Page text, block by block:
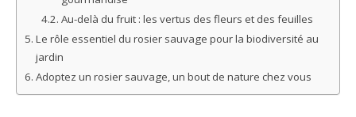
Au-delà du fruit : les vertus des fleurs et des feuilles
Le rôle essentiel du rosier sauvage pour la biodiversité au
jardin
Adoptez un rosier sauvage, un bout de nature chez vous